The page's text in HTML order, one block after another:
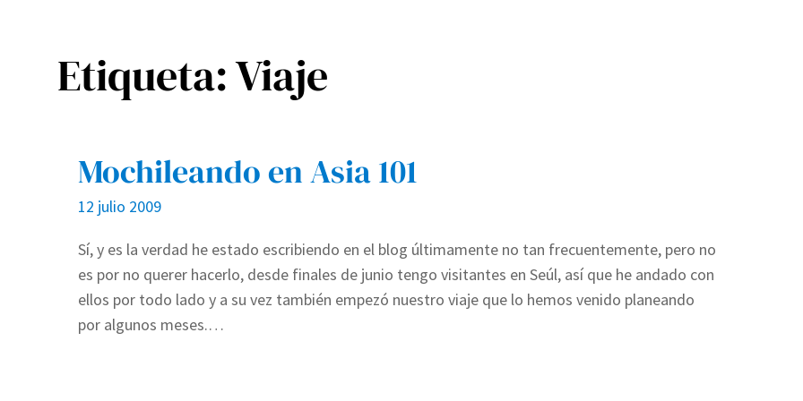
Etiqueta:Viaje
Mochileando en Asia 101
12 julio 2009
Sí, y es la verdad he estado escribiendo en el blog últimamente no tan frecuentemente, pero no
es por no querer hacerlo, desde finales de junio tengo visitantes en Seúl, así que he andado con
ellos por todo lado y a su vez también empezó nuestro viaje que lo hemos venido planeando
por algunos meses.…